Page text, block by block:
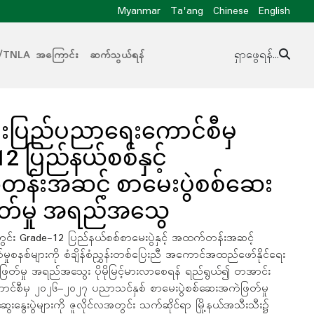
Myanmar Ta'ang Chinese English
TNLA အကြောင်း ဆက်သွယ်ရန် ရှာဖွေရန်...
ြည်ပညာရေးကောင်စီမှ
ပြည်နယ်စစ်နှင့်
းအဆင့် စာမေးပွဲစစ်ဆေး
မှု အရည်အသွေ
း Grade-12 ပြည်နယ်စစ်စာမေးပွဲနှင့် အထက်တန်းအဆင့်
နစ်များကို စံချိန်စံညွှန်းတစ်ပြေးညီ အကောင်အထည်ဖော်နိုင်ရေး
ြတ်မှု အရည်အသွေး ပိုမိုမြင့်မားလာစေရန် ရည်ရွယ်၍ တအာင်း
င်စီမှ ၂၀၂၆–၂၀၂၇ ပညာသင်နှစ် စာမေးပွဲစစ်ဆေးအကဲဖြတ်မှု
းနွေးပွဲများကို ဇူလိုင်လအတွင်း သက်ဆိုင်ရာ မြို့နယ်အသီးသီး၌